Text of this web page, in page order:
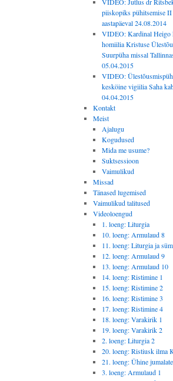
piiskopiks pühitsemise II
aastapäeval 24.08.2014
VIDEO: Kardinal Heigo
homiilia Kristuse
Suurpüha missal
05.04.2015
VIDEO:
kesköine vigiilia Saha
04.04.2015
Kontakt
Meist
Ajalugu
Kogudused
Mida me usume?
Suktsessioon
Vaimulikud
Missad
Tänased lugemised
Vaimulikud talitused
Videoloengud
1. loeng: Liturgia
10. loeng: Armulaud 8
11. loeng: Liturgia ja
12. loeng: Armulaud 9
13. loeng: Armulaud 10
14. loeng: Ristimine 1
15. loeng: Ristimine 2
16. loeng: Ristimine 3
17. loeng: Ristimine 4
18. loeng: Varakirik 1
19. loeng: Varakirik 2
2. loeng: Liturgia 2
20. loeng: Ristiusk ilma
21. loeng: Ühine
3. loeng: Armulaud 1